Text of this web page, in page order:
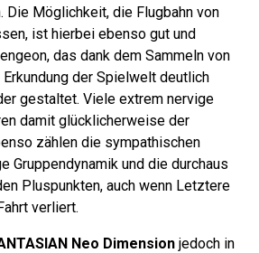
Möglichkeit, die Flugbahn von
ist hierbei ebenso gut und
das dank dem Sammeln von
der Spielwelt deutlich
gestaltet. Viele extrem nervige
damit glücklicherweise der
zählen die sympathischen
Gruppendynamik und die durchaus
Pluspunkten, auch wenn Letztere
verliert.
Neo Dimension jedoch in